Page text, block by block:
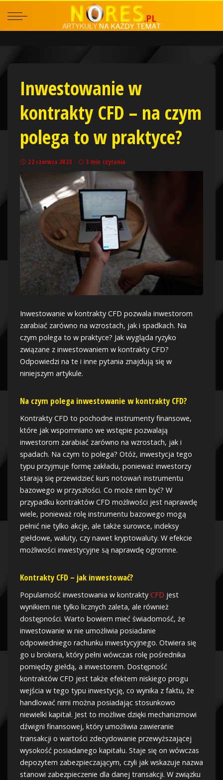
Inwestowanie w
kontrakty CFD – na czym
polega to w praktyce?
22 czerwca 2023 3 min czytania
Inwestowanie w kontrakty CFD pozwala inwestorom
zarabiać zarówno na wzrostach, jak i spadkach. Na
czym polega to w praktyce? Jak wygląda ryzyko
związane z inwestowaniem w kontrakty CFD?
Odpowiedzi na te i inne pytania znajdują się w
niniejszym artykule.
Na czym polega inwestowanie w kontrakty CFD?
Kontrakty CFD to pochodne instrumenty finansowe,
które jak wspomniano we wstępie pozwalają
inwestorom zarabiać zarówno na wzrostach, jak i
spadach. Na czym to polega? Otóż, inwestycja tego
typu przyjmuje formę zakładu, ponieważ inwestorzy
starają się przewidzieć kurs notowań instrumentu
bazowego w przyszłości. Co może nim być? W
przypadku kontraktów CFD możliwości jest naprawdę
wiele, ponieważ rolę instrumentu bazowego mogą
pełnić nie tylko akcje, ale także surowce, indeksy
giełdowe, waluty, czy nawet kryptowaluty. W efekcie
możliwości inwestycyjne są naprawdę ogromne.
Kontrakty CFD – jak inwestować?
Popularność inwestowania w kontrakty CFD jest
wynikiem nie tylko licznych zaleta, ale również
dostępności. Warto bowiem mieć świadomość, że
inwestowanie w nie umożliwia posiadanie
odpowiedniego rachunku inwestycyjnego. Otwiera się
go u brokera, który pełni wówczas rolę pośrednika
pomiędzy giełdą, a inwestorem. Dostępność
kontraktów CFD jest także efektem niskiego progu
wejścia w tego typu inwestycję, co wynika z faktu, że
handlować nimi można posiadając stosunkowo
niewielki kapitał. Jest to możliwe dzięki mechanizmowi
dźwigni finansowej, który umożliwia zawieranie
transakcji o wartości zdecydowanie przewyższającej
wysokość posiadanego kapitału. Staje się on wówczas
depozytem zabezpieczającym, czyli jak wskazuje nazwa
stanowi zabezpieczenie dla danej transakcji. W związku